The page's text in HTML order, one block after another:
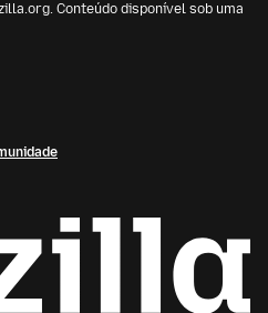
Conteúdo disponível sob uma